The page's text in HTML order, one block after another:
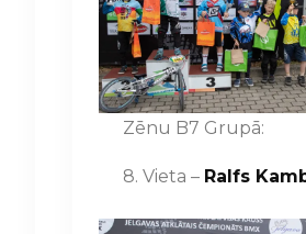
Zēnu B7 Grupā:
8. Vieta – Ralfs